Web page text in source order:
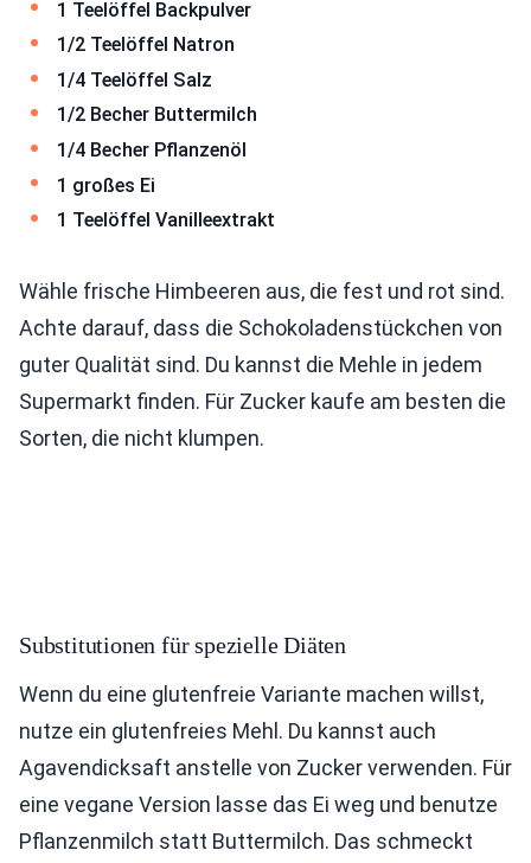
1 Teelöffel Backpulver
1/2 Teelöffel Natron
1/4 Teelöffel Salz
1/2 Becher Buttermilch
1/4 Becher Pflanzenöl
1 großes Ei
1 Teelöffel Vanilleextrakt
Wähle frische Himbeeren aus, die fest und rot sind.
Achte darauf, dass die Schokoladenstückchen von
guter Qualität sind. Du kannst die Mehle in jedem
Supermarkt finden. Für Zucker kaufe am besten die
Sorten, die nicht klumpen.
Substitutionen für spezielle Diäten
Wenn du eine glutenfreie Variante machen willst,
nutze ein glutenfreies Mehl. Du kannst auch
Agavendicksaft anstelle von Zucker verwenden. Für
eine vegane Version lasse das Ei weg und benutze
Pflanzenmilch statt Buttermilch. Das schmeckt